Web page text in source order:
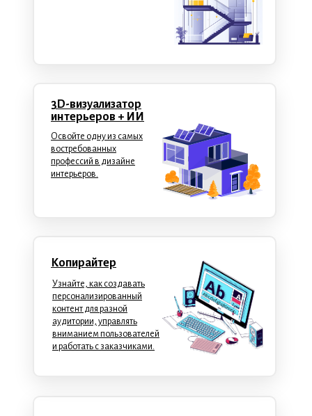
Копирайтер
Узнайте, как создавать
персонализированный
контент для разной
аудитории, управлять
вниманием пользователей
и работать с заказчиками.
3D-визуализатор
интерьеров + ИИ
Освойте одну из самых
востребованных
профессий в дизайне
интерьеров.